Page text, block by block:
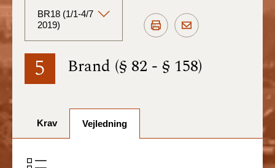
5 Brand (§ 82 - § 158)
BR18 (1/1-4/7
2019)
BR18 (Aktuelt)
BR18 (1/1-30/6
Krav Vejledning